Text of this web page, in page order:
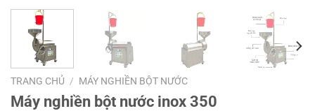
TRANG CHỦ / MÁY NGHIỀN BỘT NƯỚC
Máy nghiền bột nước inox 350